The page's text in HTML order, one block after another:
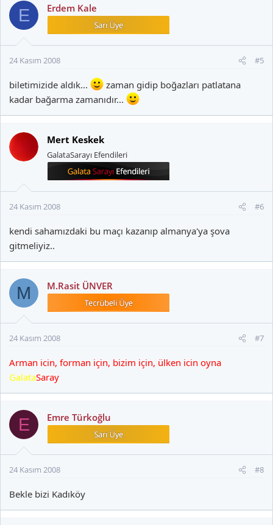
E Erdem Kale
24 Kasım 2008 #5
biletimizide aldık...
zaman gidip boğazları patlatana
kadar bağarma zamanıdır...
Mert Keskek
GalataSarayı Efendileri
24 Kasım 2008 #6
kendi sahamızdaki bu maçı kazanıp almanya'ya şova
gitmeliyiz..
M M.Rasit ÜNVER
24 Kasım 2008 #7
Arman icin, forman için, bizim için, ülken icin oyna
GalataSaray
E Emre Türkoğlu
24 Kasım 2008 #8
Bekle bizi Kadıköy